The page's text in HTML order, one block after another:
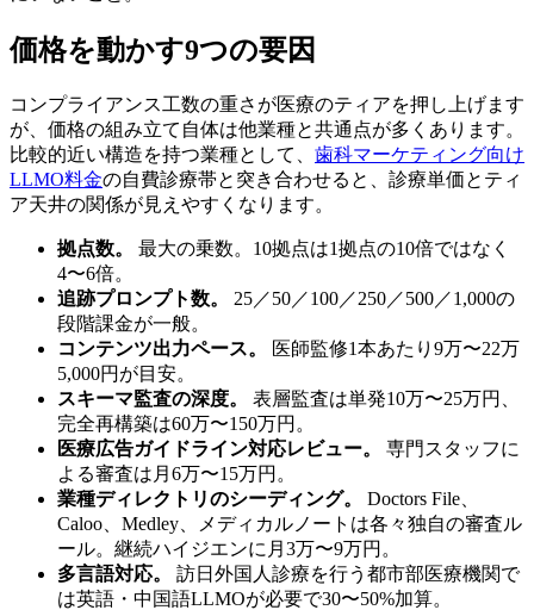
価格を動かす9つの要因
コンプライアンス工数の重さが医療のティアを押し上げます
が、価格の組み立て自体は他業種と共通点が多くあります。
比較的近い構造を持つ業種として、 歯科マーケティング向け
LLMO料金の自費診療帯と突き合わせると、診療単価とティ
ア天井の関係が見えやすくなります。
拠点数。
最大の乗数。10拠点は1拠点の10倍ではなく
4〜6倍。
追跡プロンプト数。
25／50／100／250／500／1,000の
段階課金が一般。
コンテンツ出力ペース。
医師監修1本あたり9万〜22万
5,000円が目安。
スキーマ監査の深度。
表層監査は単発10万〜25万円、
完全再構築は60万〜150万円。
医療広告ガイドライン対応レビュー。
専門スタッフに
よる審査は月6万〜15万円。
業種ディレクトリのシーディング。
Doctors File、
Caloo、Medley、メディカルノートは各々独自の審査ル
ール。継続ハイジエンに月3万〜9万円。
多言語対応。
訪日外国人診療を行う都市部医療機関で
は英語・中国語LLMOが必要で30〜50%加算。